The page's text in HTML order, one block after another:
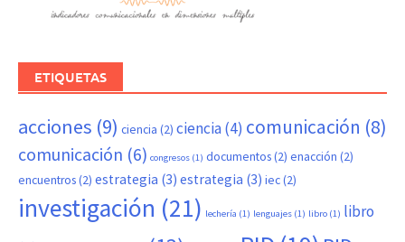
ETIQUETAS
acciones (9) ciencia (2) ciencia(4) comunicación (8)
comunicación (6) congresos (1) documentos(2) enacción (2)
encuentros(2) estrategia (3) estrategia (3) iec(2)
investigación (21) lechería (1) lenguajes (1) libro (1) libro